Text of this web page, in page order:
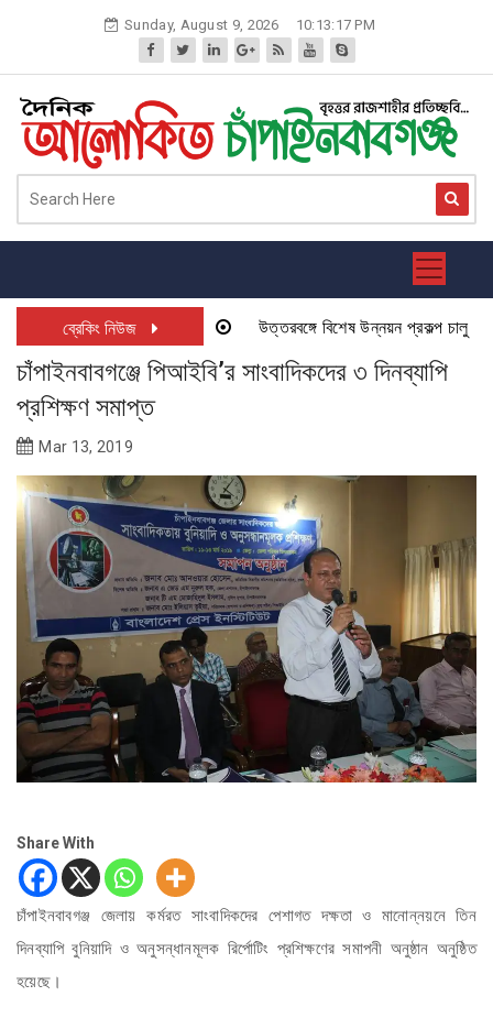
Sunday, August 9, 2026 10:13:18 PM
ব্রেকিং নিউজ উত্তরবঙ্গে বিশেষ উন্নয়ন প্রকল্প চালু হতে
চাঁপাইনবাবগঞ্জে পিআইবি’র সাংবাদিকদের ৩ দিনব্যাপি
প্রশিক্ষণ সমাপ্ত
Mar 13, 2019
Share With
চাঁপাইনবাবগঞ্জ জেলায় কর্মরত সাংবাদিকদের পেশাগত দক্ষতা ও মানোন্নয়নে তিন
দিনব্যাপি বুনিয়াদি ও অনুসন্ধানমূলক রির্পোটিং প্রশিক্ষণের সমাপনী অনুষ্ঠান অনুষ্ঠিত
হয়েছে।